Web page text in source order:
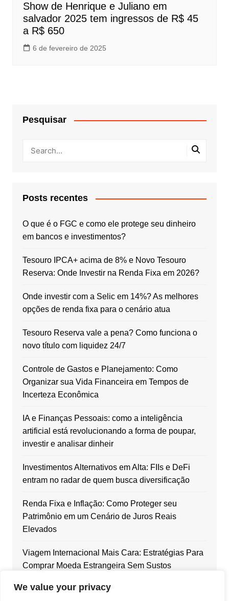
We value your privacy
Show de Henrique e Juliano em
salvador 2025 tem ingressos de R$ 45
a R$ 650
6 de fevereiro de 2025
Pesquisar
Posts recentes
O que é o FGC e como ele protege seu dinheiro
em bancos e investimentos?
Tesouro IPCA+ acima de 8% e Novo Tesouro
Reserva: Onde Investir na Renda Fixa em 2026?
Onde investir com a Selic em 14%? As melhores
opções de renda fixa para o cenário atua
Tesouro Reserva vale a pena? Como funciona o
novo título com liquidez 24/7
Controle de Gastos e Planejamento: Como
Organizar sua Vida Financeira em Tempos de
Incerteza Econômica
IA e Finanças Pessoais: como a inteligência
artificial está revolucionando a forma de poupar,
investir e analisar dinheir
Investimentos Alternativos em Alta: FIIs e DeFi
entram no radar de quem busca diversificação
Renda Fixa e Inflação: Como Proteger seu
Patrimônio em um Cenário de Juros Reais
Elevados
Viagem Internacional Mais Cara: Estratégias Para
Comprar Moeda Estrangeira Sem Sustos
Dólar em Alta: Como Blindar Seu Patrimônio com